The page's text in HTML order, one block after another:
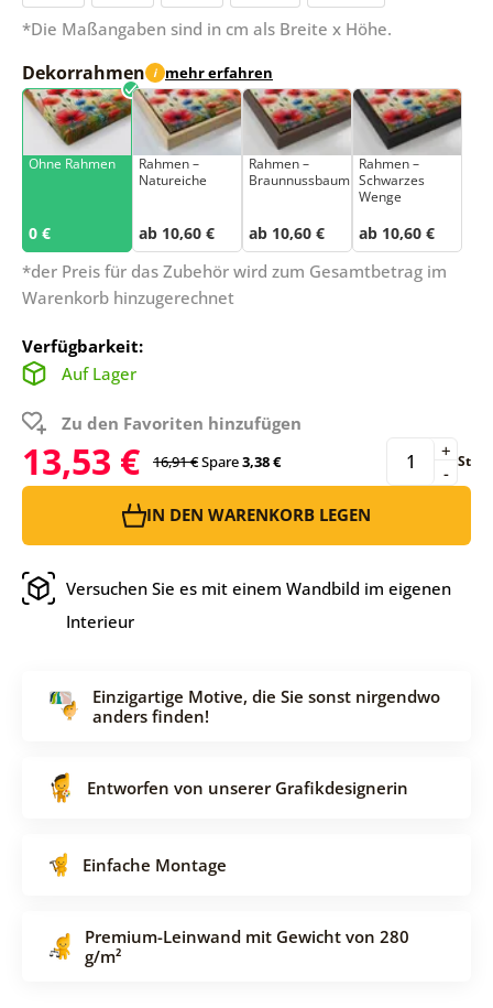
*Die Maßangaben sind in cm als Breite x Höhe.
Dekorrahmen i mehr erfahren
Ohne Rahmen
0 €
Rahmen –
Natureiche
ab 10,60 €
Rahmen –
Braunnussbaum
ab 10,60 €
Rahmen –
Schwarzes
Wenge
ab 10,60 €
*der Preis für das Zubehör wird zum Gesamtbetrag im
Warenkorb hinzugerechnet
Verfügbarkeit:
Auf Lager
Zu den Favoriten hinzufügen
13,53 € 16,91 €Spare3,38 € -
+ St
IN DEN WARENKORB LEGEN
Versuchen Sie es mit einem Wandbild im eigenen
Interieur
Einzigartige Motive, die Sie sonst nirgendwo
anders finden!
Entworfen von unserer Grafikdesignerin
Einfache Montage
Premium-Leinwand mit Gewicht von 280
g/m²